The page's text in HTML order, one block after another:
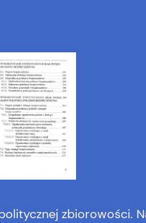
zbiorowości.